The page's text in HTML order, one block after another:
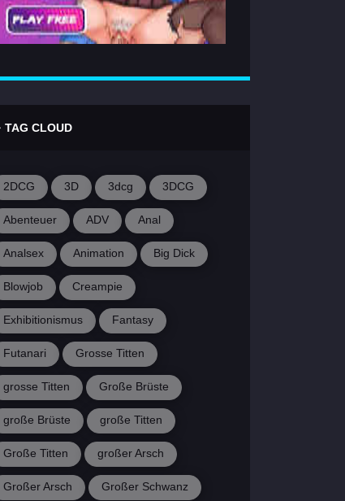
TAG CLOUD
2DCG 3D 3dcg 3DCG
Abenteuer ADV Anal
Analsex Animation Big Dick
Blowjob Creampie
Exhibitionismus Fantasy
Futanari Grosse Titten
grosse Titten Große Brüste
große Brüste große Titten
Große Titten großer Arsch
Großer Arsch Großer Schwanz